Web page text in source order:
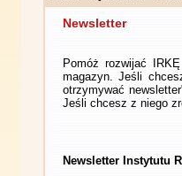
Newsletter
Pomóż rozwijać
magazyn. Jeśli
otrzymywać
Jeśli chcesz z niego
Newsletter Instytutu